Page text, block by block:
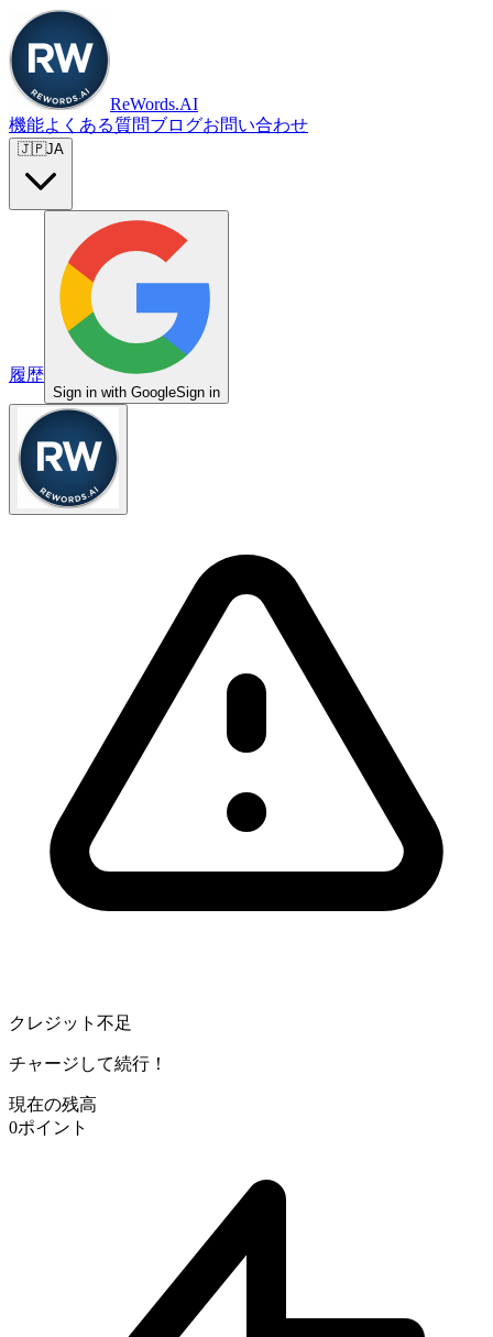
ReWords.AI
機能よくある質問ブログお問い合わせ
🇯🇵JA
履歴
Sign in with GoogleSign in
クレジット不足
チャージして続行！
現在の残高
0ポイント